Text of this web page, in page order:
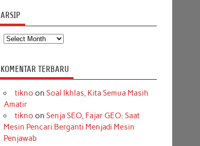
ARSIP
Arsip
KOMENTAR TERBARU
tikno on Soal Ikhlas, Kita Semua Masih
Amatir
tikno on Senja SEO, Fajar GEO: Saat
Mesin Pencari Berganti Menjadi Mesin
Penjawab